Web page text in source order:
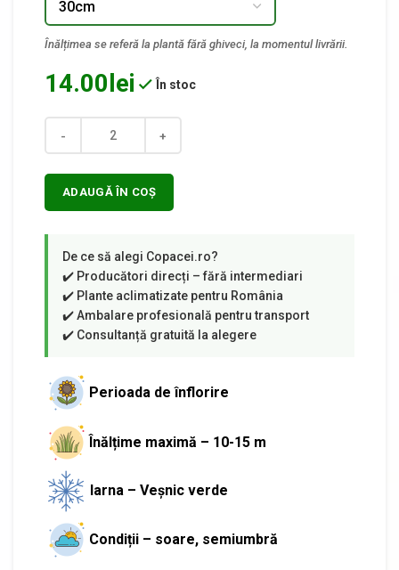
14.00 lei În stoc
ADAUGĂ ÎN COȘ
Perioada de înflorire
Înălțime maximă – 10-15 m
Iarna – Veșnic verde
Condiții – soare, semiumbră